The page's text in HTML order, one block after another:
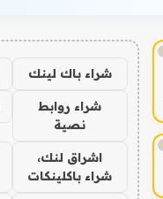
شراء باك لينك
شراء روابط
نصية
اشراق لنك،
شراء باكلينكات